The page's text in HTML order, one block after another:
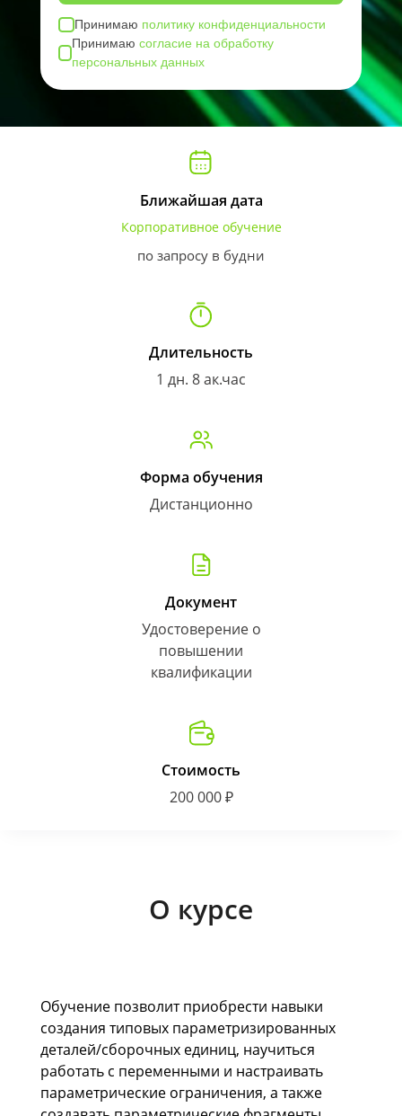
Принимаю политику конфиденциальности
Принимаюсогласие на обработку
персональных данных
Ближайшая дата
Корпоративное обучение
по запросу в будни
Длительность
1 дн. 8 ак.час
Форма обучения
Дистанционно
Документ
Удостоверение о
повышении
квалификации
Стоимость
200 000 ₽
О курсе
Обучение позволит приобрести навыки
создания типовых параметризированных
деталей/сборочных единиц, научиться
работать с переменными и настраивать
параметрические ограничения, а также